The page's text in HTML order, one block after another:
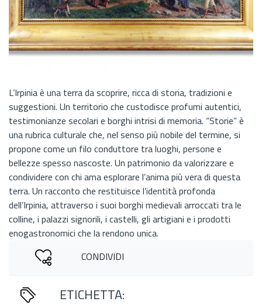
L’Irpinia è una terra da scoprire, ricca di storia, tradizioni e
suggestioni. Un territorio che custodisce profumi autentici,
testimonianze secolari e borghi intrisi di memoria. “Storie” è
una rubrica culturale che, nel senso più nobile del termine, si
propone come un filo conduttore tra luoghi, persone e
bellezze spesso nascoste. Un patrimonio da valorizzare e
condividere con chi ama esplorare l’anima più vera di questa
terra. Un racconto che restituisce l’identità profonda
dell’Irpinia, attraverso i suoi borghi medievali arroccati tra le
colline, i palazzi signorili, i castelli, gli artigiani e i prodotti
enogastronomici che la rendono unica.
CONDIVIDI
ETICHETTA: